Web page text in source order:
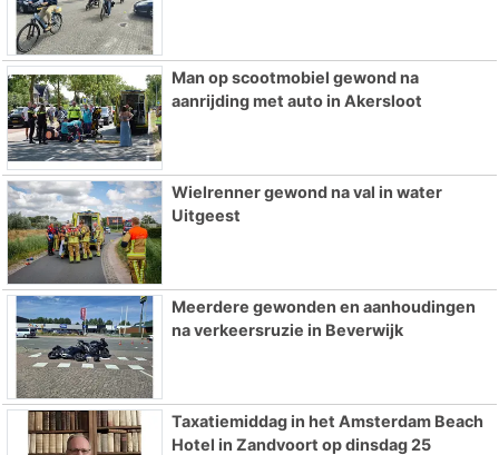
Man op scootmobiel gewond na
aanrijding met auto in Akersloot
Wielrenner gewond na val in water
Uitgeest
Meerdere gewonden en aanhoudingen
na verkeersruzie in Beverwijk
Taxatiemiddag in het Amsterdam Beach
Hotel in Zandvoort op dinsdag 25